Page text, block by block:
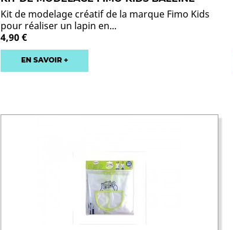
Kit de modelage créatif de la marque Fimo Kids
pour réaliser un lapin en...
4,90 €
EN SAVOIR +